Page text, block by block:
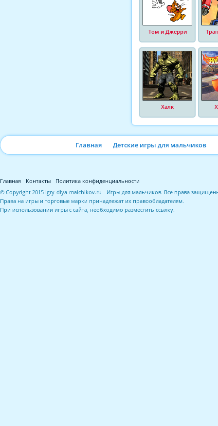
Том и Джерри
Халк
Главная Детские игры для мальчиков
Главная Контакты
Политика конфиденциальности
© Copyright 2015 igry-dlya-malchikov.ru - Игры для мальчиков. Все права
Права на игры и торговые марки принадлежат их правообладателям.
При использовании игры с сайта, необходимо разместить ссылку.